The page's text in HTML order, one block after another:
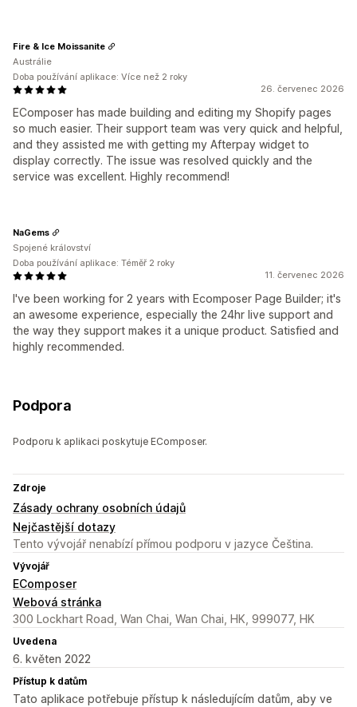
26. červenec 2026
EComposer has made building and editing my Shopify pages
so much easier. Their support team was very quick and helpful,
and they assisted me with getting my Afterpay widget to
display correctly. The issue was resolved quickly and the
service was excellent. Highly recommend!
Fire & Ice Moissanite
Austrálie
Doba používání aplikace: Více než 2 roky
11. červenec 2026
I've been working for 2 years with Ecomposer Page Builder; it's
an awesome experience, especially the 24hr live support and
the way they support makes it a unique product. Satisfied and
highly recommended.
NaGems
Spojené království
Doba používání aplikace: Téměř 2 roky
Podpora
Podporu k aplikaci poskytuje EComposer.
Zdroje
Zásady ochrany osobních údajů
Nejčastější dotazy
Tento vývojář nenabízí přímou podporu v jazyce Čeština.
Vývojář
EComposer
Webová stránka
300 Lockhart Road, Wan Chai, Wan Chai, HK, 999077, HK
Uvedena
6. květen 2022
Přístup k datům
Tato aplikace potřebuje přístup k následujícím datům, aby ve